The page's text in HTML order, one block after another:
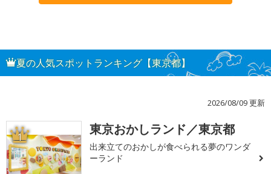
夏の人気スポットランキング【東京都】
2026/08/09 更新
1 東京おかしランド／東京都
出来立てのおかしが食べられる夢のワンダ
ーランド